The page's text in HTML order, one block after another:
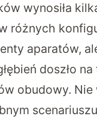
wynosiła
różnych
aparatów,
doszło
obudowy.